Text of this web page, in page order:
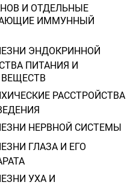
И ОТДЕЛЬНЫЕ
ИММУННЫЙ
ЭНДОКРИННОЙ
ПИТАНИЯ И
РАССТРОЙСТВА
НЕРВНОЙ СИСТЕМЫ
ГЛАЗА И ЕГО
УХА И